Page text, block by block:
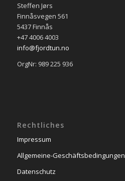
Steffen Jørs
Finnåsvegen 561
5437 Finnås
+47 4006 4003
info@fjordtun.no
OrgNr: 989 225 936
Rechtliches
Impressum
Allgemeine-Geschäftsbedingungen
Datenschutz